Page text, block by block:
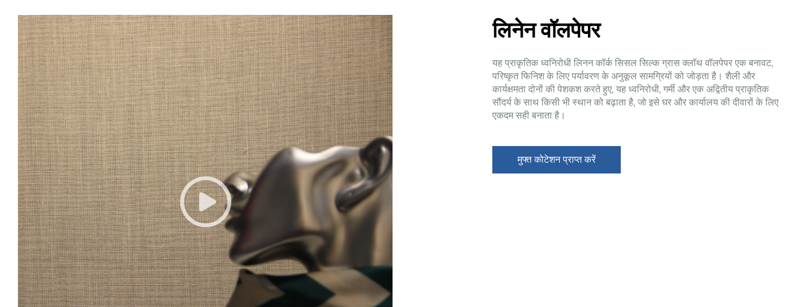
लिनेन वॉलपेपर
यह प्राकृतिक ध्वनिरोधी लिनन कॉर्क सिसल सिल्क ग्रास क्लॉथ वॉलपेपर एक बनावट,
परिष्कृत फिनिश के लिए पर्यावरण के अनुकूल सामग्रियों को जोड़ता है। शैली और
कार्यक्षमता दोनों की पेशकश करते हुए, यह ध्वनिरोधी, गर्मी और एक अद्वितीय प्राकृतिक
सौंदर्य के साथ किसी भी स्थान को बढ़ाता है, जो इसे घर और कार्यालय की दीवारों के लिए
एकदम सही बनाता है।
मुफ्त कोटेशन प्राप्त करें